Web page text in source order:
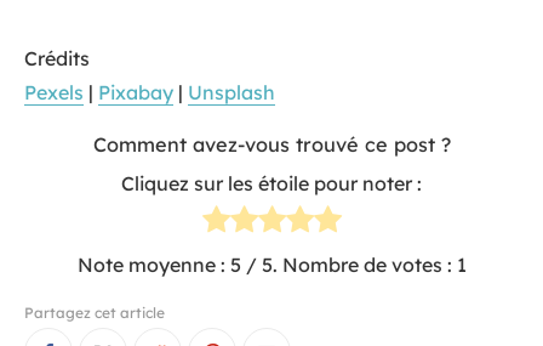
Crédits
Pexels | Pixabay | Unsplash
Comment avez-vous trouvé ce post ?
Cliquez sur les étoile pour noter :
Note moyenne : 5 / 5. Nombre de votes : 1
Partagez cet article